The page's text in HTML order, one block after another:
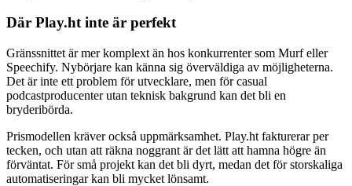
Där Play.ht inte är perfekt
Gränssnittet är mer komplext än hos konkurrenter som Murf eller
Speechify. Nybörjare kan känna sig överväldiga av möjligheterna.
Det är inte ett problem för utvecklare, men för casual
podcastproducenter utan teknisk bakgrund kan det bli en
bryderibörda.
Prismodellen kräver också uppmärksamhet. Play.ht fakturerar per
tecken, och utan att räkna noggrant är det lätt att hamna högre än
förväntat. För små projekt kan det bli dyrt, medan det för storskaliga
automatiseringar kan bli mycket lönsamt.